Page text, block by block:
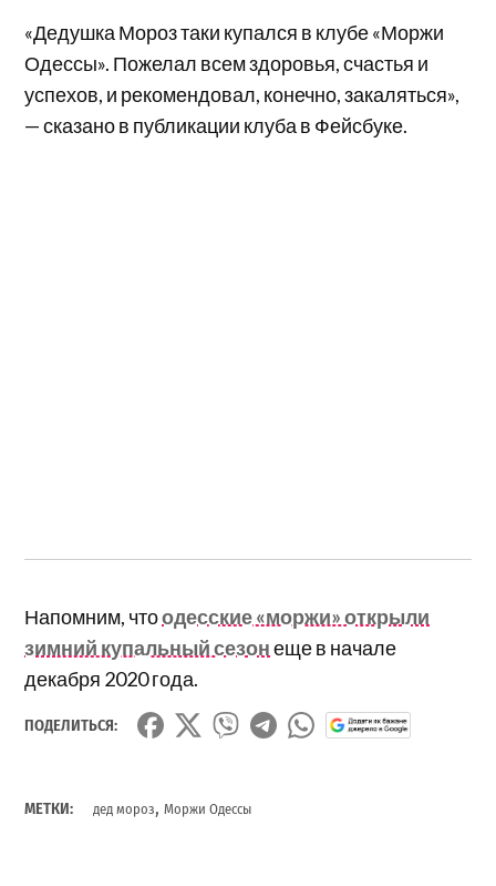
«Дедушка Мороз таки купался в клубе «Моржи
Одессы». Пожелал всем здоровья, счастья и
успехов, и рекомендовал, конечно, закаляться»,
— сказано в публикации клуба в Фейсбуке.
Напомним, чтоодесские «моржи» открыли
зимний купальный сезонеще в начале
декабря 2020 года.
ПОДЕЛИТЬСЯ:
МЕТКИ: дед мороз,Моржи Одессы